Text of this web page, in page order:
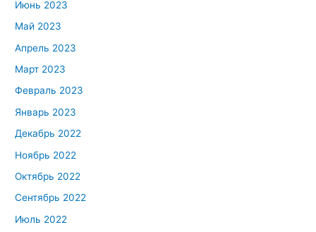
Июнь 2023
Май 2023
Апрель 2023
Март 2023
Февраль 2023
Январь 2023
Декабрь 2022
Ноябрь 2022
Октябрь 2022
Сентябрь 2022
Июль 2022